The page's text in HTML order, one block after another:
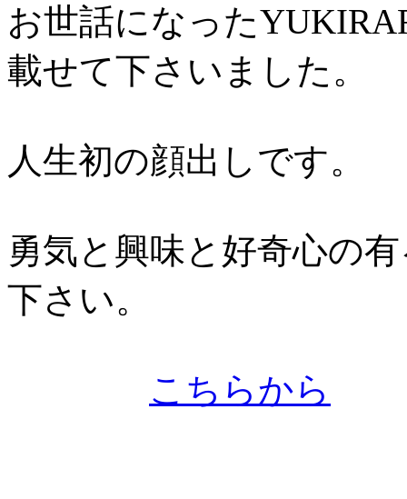
お世話になった
載せて下さいました。
人生初の顔出しです。
勇気と興味と好奇心の
下さい。
こちらから